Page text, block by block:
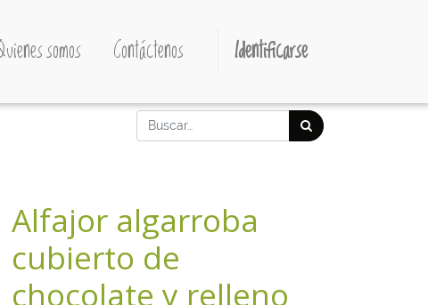
somos Contáctenos Identificarse
Alfajor algarroba
cubierto de
chocolate y relleno